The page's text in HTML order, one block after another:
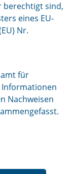
berechtigt sind,
eines EU-
Nr.
für
Informationen
Nachweisen